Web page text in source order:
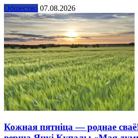
Общество 07.08.2026
Кожная пятніца — роднае